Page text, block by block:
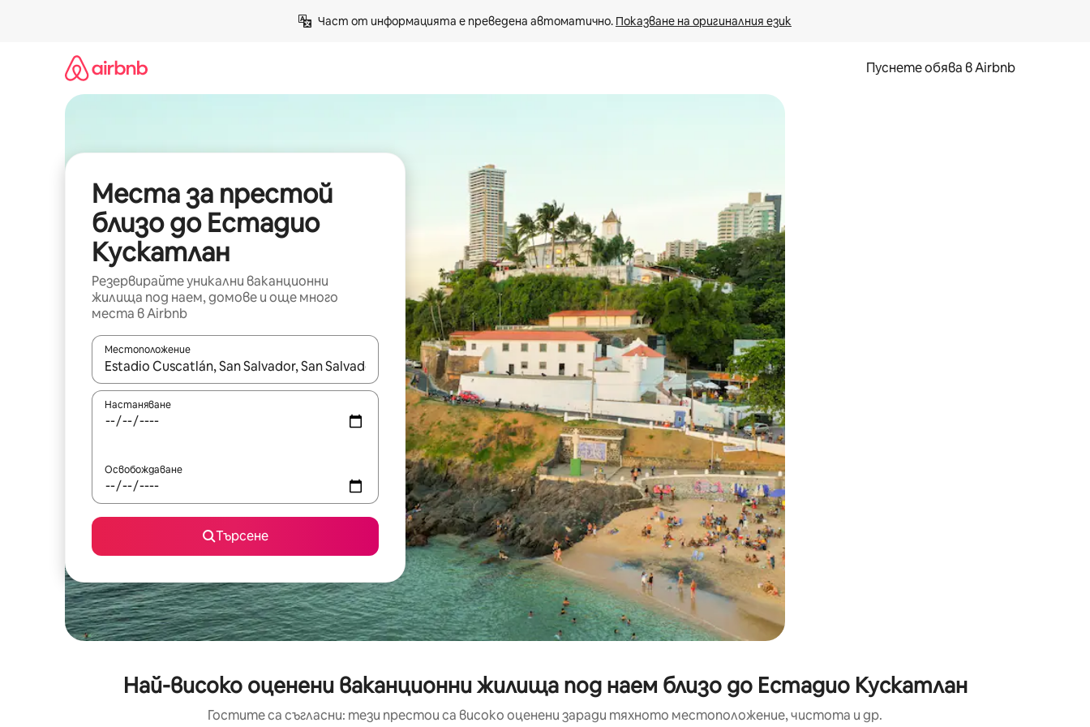
Част от информацията е преведена автоматично. Показване на оригиналния език
Пуснете обява в Airbnb
Места за престой
близо до Естадио
Кускатлан
Резервирайте уникални ваканционни
жилища под наем, домове и още много
места в Airbnb
Местоположение
Когато резултатите се покажат, използвайте клавишите със стрелки нагоре и надолу или навигирайте с докосване или плъзгане.
Настаняване
Освобождаване
Търсене
Най-високо оценени ваканционни жилища под наем близо до Естадио Кускатлан
Гостите са съгласни: тези престои са високо оценени заради тяхното местоположение, чистота и др.